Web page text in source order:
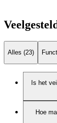
Alles (23)
Is het
Hoe